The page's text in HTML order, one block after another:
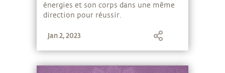
énergies et son corps dans une même
direction pour réussir.
Jan 2, 2023